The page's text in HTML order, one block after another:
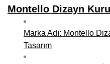
Kırşehir Mobilya İmalatçıları,
Kütahya Mobilya
Malatya Mobilyacılar,
Montello Dizayn
Marka Adı: Montello
Tasarım